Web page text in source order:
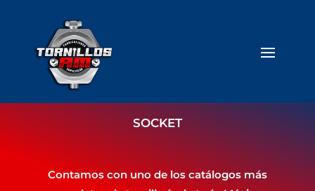
SOCKET
Contamos con uno de los catálogos más